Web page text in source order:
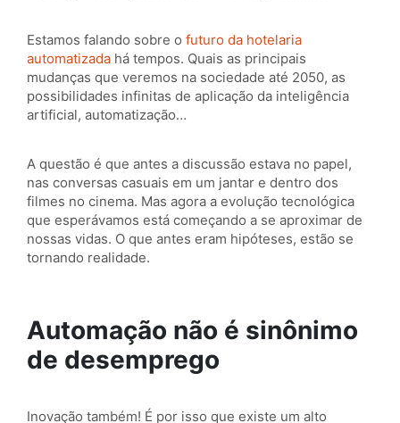
Estamos falando sobre o futuro da hotelaria
automatizada há tempos. Quais as principais
mudanças que veremos na sociedade até 2050, as
possibilidades infinitas de aplicação da inteligência
artificial, automatização…
A questão é que antes a discussão estava no papel,
nas conversas casuais em um jantar e dentro dos
filmes no cinema. Mas agora a evolução tecnológica
que esperávamos está começando a se aproximar de
nossas vidas. O que antes eram hipóteses, estão se
tornando realidade.
Automação não é sinônimo
de desemprego
Inovação também! É por isso que existe um alto